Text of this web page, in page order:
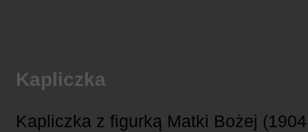
Kapliczka
Kapliczka z figurką Matki Bożej